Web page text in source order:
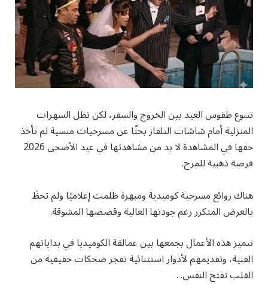
تتنوع طقوس العيد بين الخروج والسفر، لكن تظل السهرات
المنزلية أمام شاشات التلفاز بحثًا عن مسرحيات منسية لم تأخذ
حقها في المشاهدة لا بد من مشاهدتها في عيد الأضحى 2026
فرصة ذهبية للمرح.
هناك روائع مسرحية كوميدية ومبهرة ظلمت إعلاميًا ولم تحظَ
بالعرض المتكرر رغم جودتها العالية وقصصها المشوقة.
تتميز هذه الأعمال بجمعها بين عمالقة الكوميديا في بداياتهم
الفنية، وتقديمهم لأدوار استثنائية تفجر ضحكات حقيقية من
القلب تفتح النفس. .